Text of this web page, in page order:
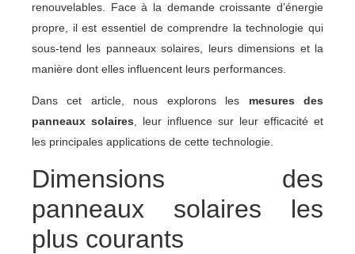
renouvelables. Face à la demande croissante d’énergie
propre, il est essentiel de comprendre la technologie qui
sous-tend les panneaux solaires, leurs dimensions et la
manière dont elles influencent leurs performances.
Dans cet article, nous explorons les mesures des
panneaux solaires, leur influence sur leur efficacité et
les principales applications de cette technologie.
Dimensions des
panneaux solaires les
plus courants